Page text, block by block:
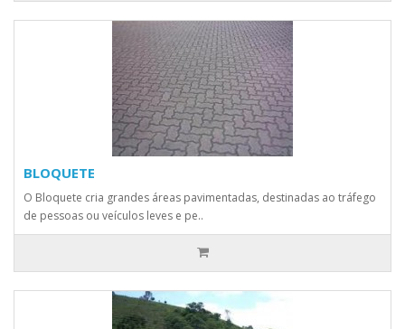
BLOQUETE
O Bloquete cria grandes áreas pavimentadas, destinadas ao tráfego
de pessoas ou veículos leves e pe..